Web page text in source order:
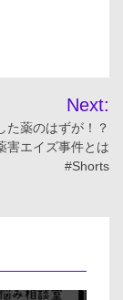
Next:
た薬のはずが！？
害エイズ事件とは
#Shorts